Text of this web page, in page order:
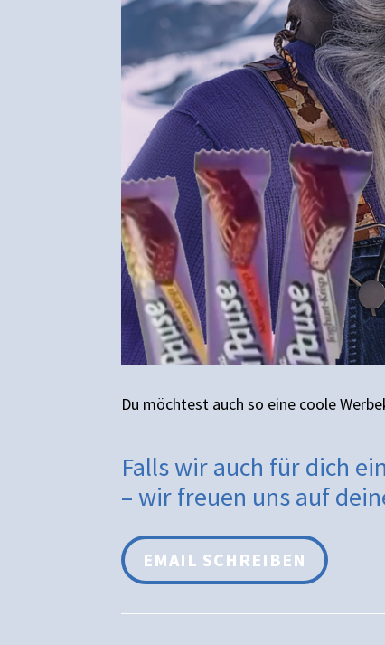
Du möchtest auch so eine coole
Falls wir auch für dich
– wir freuen uns auf
EMAIL SCHREIBEN